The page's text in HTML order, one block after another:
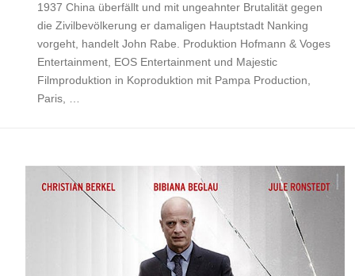
1937 China überfällt und mit ungeahnter Brutalität gegen
die Zivilbevölkerung er damaligen Hauptstadt Nanking
vorgeht, handelt John Rabe. Produktion Hofmann & Voges
Entertainment, EOS Entertainment und Majestic
Filmproduktion in Koproduktion mit Pampa Production,
Paris, …